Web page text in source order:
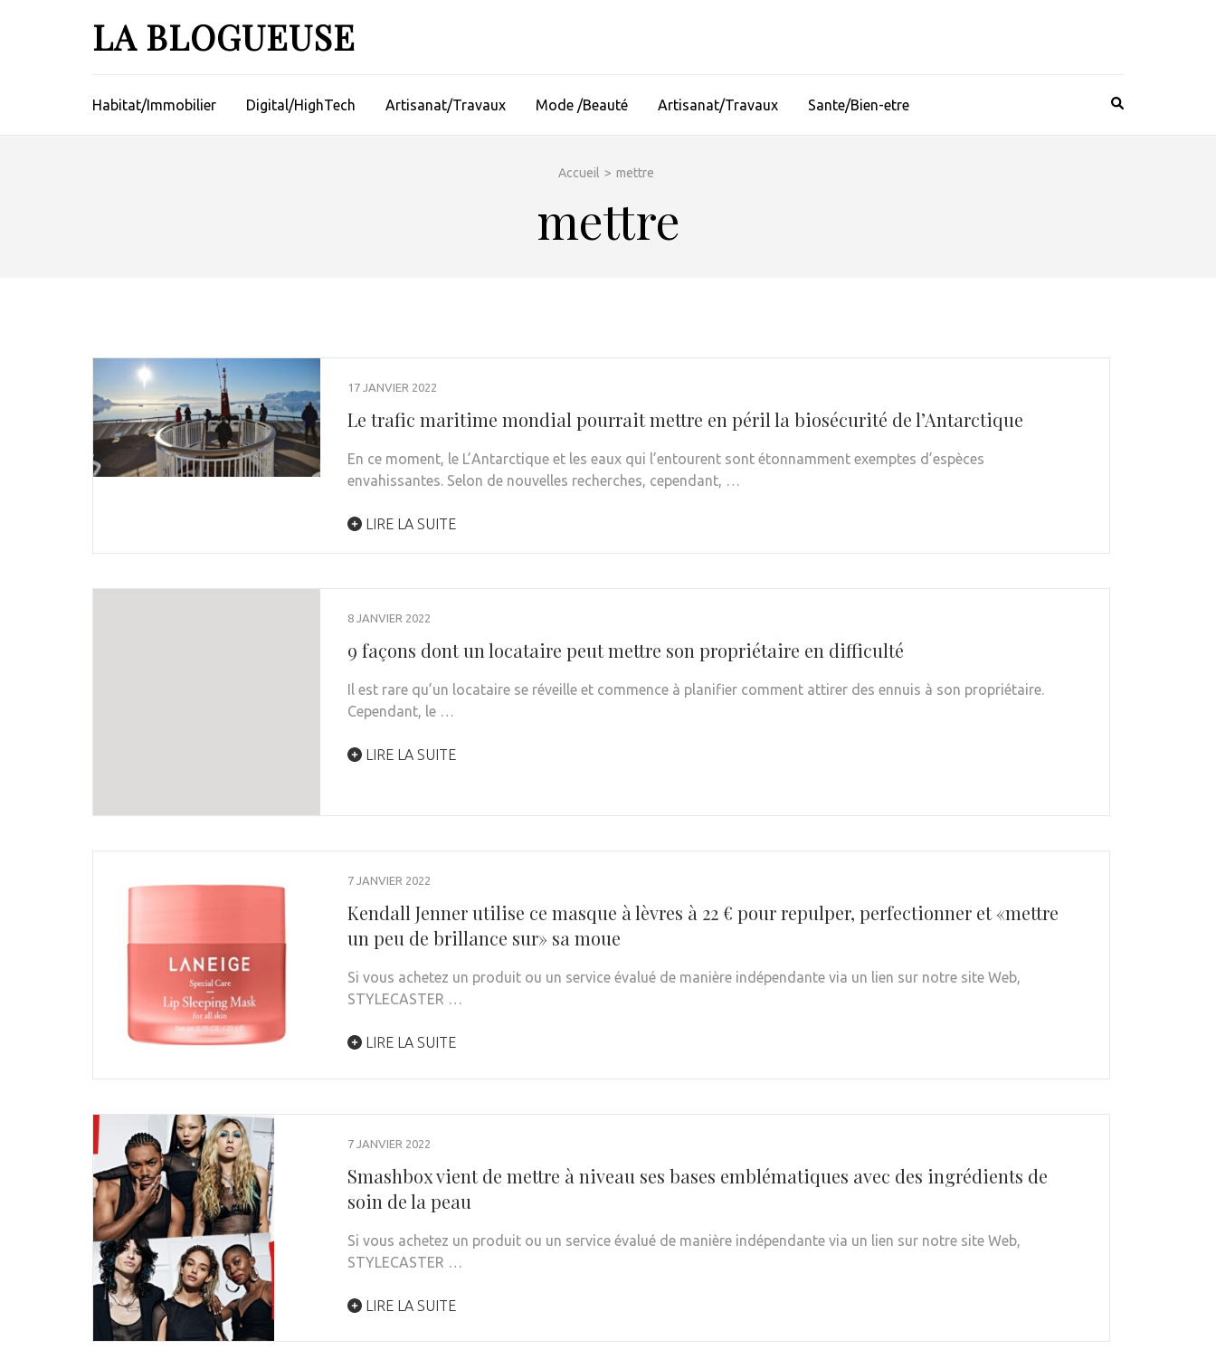
LA BLOGUEUSE
Habitat/Immobilier Digital/HighTech Artisanat/Travaux Mode /Beauté Artisanat/Travaux Sante/Bien-etre
Accueil > mettre
mettre
17 JANVIER 2022
Le trafic maritime mondial pourrait mettre en péril la biosécurité de l’Antarctique
En ce moment, le L’Antarctique et les eaux qui l’entourent sont étonnamment exemptes d’espèces
envahissantes. Selon de nouvelles recherches, cependant, …
LIRE LA SUITE
8 JANVIER 2022
9 façons dont un locataire peut mettre son propriétaire en difficulté
Il est rare qu’un locataire se réveille et commence à planifier comment attirer des ennuis à son propriétaire.
Cependant, le …
LIRE LA SUITE
7 JANVIER 2022
Kendall Jenner utilise ce masque à lèvres à 22 € pour repulper, perfectionner et «mettre
un peu de brillance sur» sa moue
Si vous achetez un produit ou un service évalué de manière indépendante via un lien sur notre site Web,
STYLECASTER …
LIRE LA SUITE
7 JANVIER 2022
Smashbox vient de mettre à niveau ses bases emblématiques avec des ingrédients de
soin de la peau
Si vous achetez un produit ou un service évalué de manière indépendante via un lien sur notre site Web,
STYLECASTER …
LIRE LA SUITE